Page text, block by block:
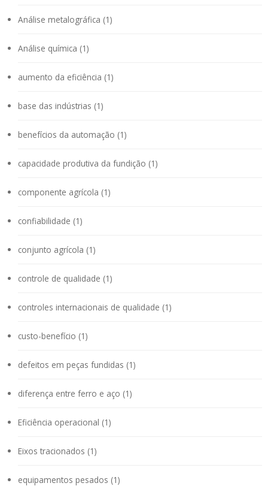
Análise metalográfica (1)
Análise química (1)
aumento da eficiência (1)
base das indústrias (1)
benefícios da automação (1)
capacidade produtiva da fundição (1)
componente agrícola (1)
confiabilidade (1)
conjunto agrícola (1)
controle de qualidade (1)
controles internacionais de qualidade (1)
custo-benefício (1)
defeitos em peças fundidas (1)
diferença entre ferro e aço (1)
Eficiência operacional (1)
Eixos tracionados (1)
equipamentos pesados (1)